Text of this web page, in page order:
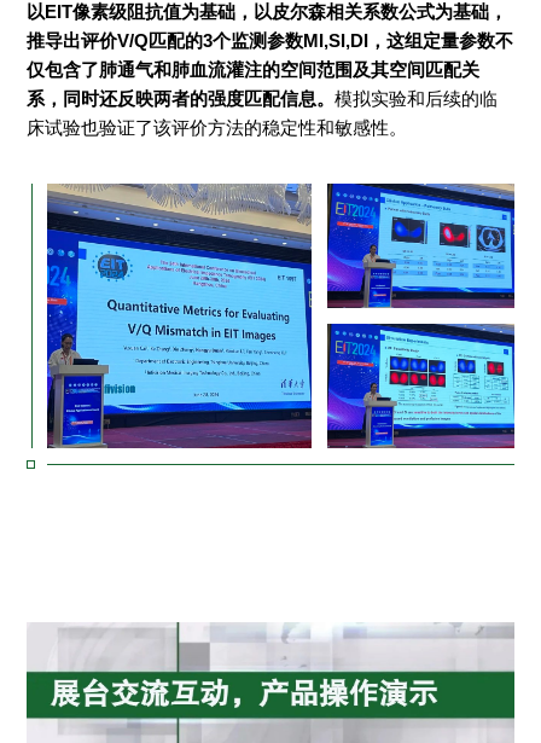
以EIT像素级阻抗值为基础，以皮尔森相关系数公式为基础，
推导出评价V/Q匹配的3个监测参数MI,SI,DI，这组定量参数不
仅包含了肺通气和肺血流灌注的空间范围及其空间匹配关
系，同时还反映两者的强度匹配信息。模拟实验和后续的临
床试验也验证了该评价方法的稳定性和敏感性。